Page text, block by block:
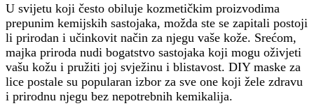
U svijetu koji često obiluje kozmetičkim proizvodima
prepunim kemijskih sastojaka, možda ste se zapitali postoji
li prirodan i učinkovit način za njegu vaše kože. Srećom,
majka priroda nudi bogatstvo sastojaka koji mogu oživjeti
vašu kožu i pružiti joj svježinu i blistavost. DIY maske za
lice postale su popularan izbor za sve one koji žele zdravu
i prirodnu njegu bez nepotrebnih kemikalija.